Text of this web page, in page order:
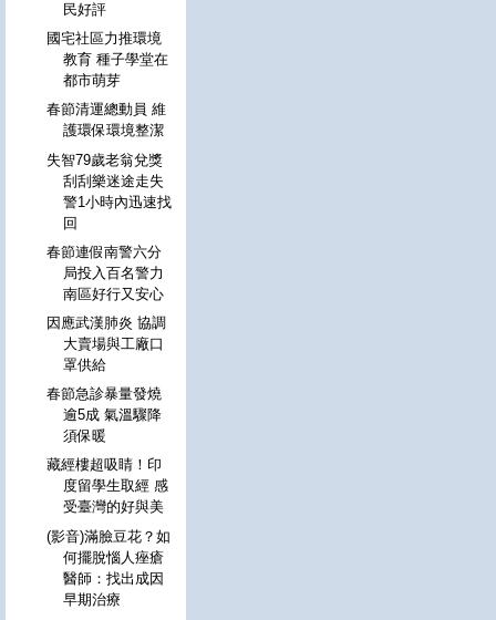
民好評
國宅社區力推環境
教育 種子學堂在
都市萌芽
春節清運總動員 維
護環保環境整潔
失智79歲老翁兌獎
刮刮樂迷途走失
警1小時內迅速找
回
春節連假南警六分
局投入百名警力
南區好行又安心
因應武漢肺炎 協調
大賣場與工廠口
罩供給
春節急診暴量發燒
逾5成 氣溫驟降
須保暖
藏經樓超吸睛！印
度留學生取經 感
受臺灣的好與美
(影音)滿臉豆花？如
何擺脫惱人痤瘡
醫師：找出成因
早期治療